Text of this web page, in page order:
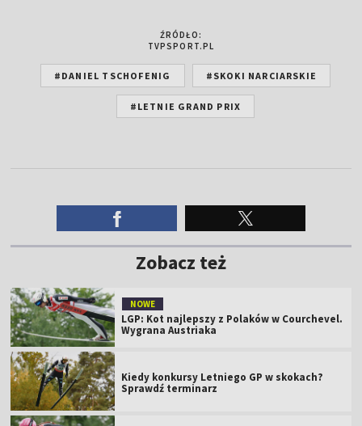
ŹRÓDŁO:
TVPSPORT.PL
#DANIEL TSCHOFENIG #SKOKI NARCIARSKIE
#LETNIE GRAND PRIX
Zobacz też
NOWE
LGP: Kot najlepszy z Polaków w Courchevel.
Wygrana Austriaka
Kiedy konkursy Letniego GP w skokach?
Sprawdź terminarz